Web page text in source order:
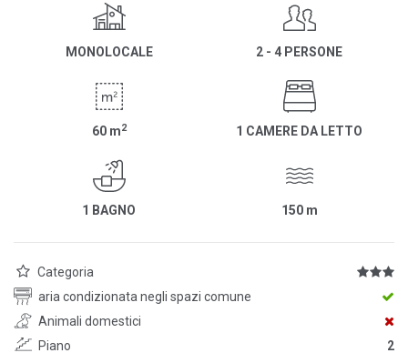
MONOLOCALE 2 - 4 PERSONE
60 m2 1 CAMERE DA LETTO
1 BAGNO 150 m
Categoria
aria condizionata negli spazi comune
Animali domestici
Piano
2